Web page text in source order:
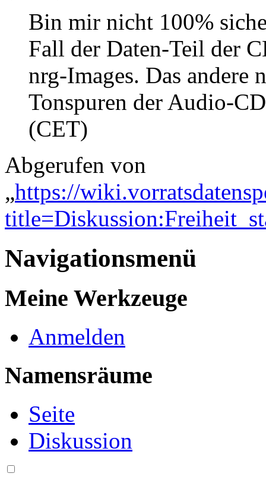
Bin mir nicht 100%
Fall der Daten-Teil der
nrg-Images. Das andere
Tonspuren der Audio-
(CET)
Abgerufen von
„https://
Navigationsmenü
Meine Werkzeuge
Anmelden
Namensräume
Seite
Diskussion